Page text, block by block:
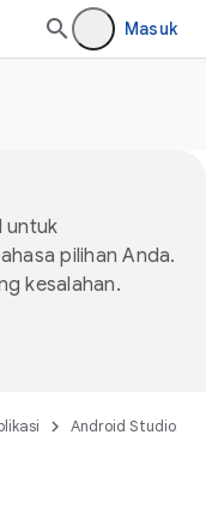
Masuk
untuk
pilihan Anda.
kesalahan.
Android Studio